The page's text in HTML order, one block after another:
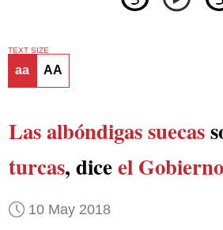
TEXT SIZE
aa AA
Las albóndigas suecas
turcas, diceel Gobierno
10 May 2018